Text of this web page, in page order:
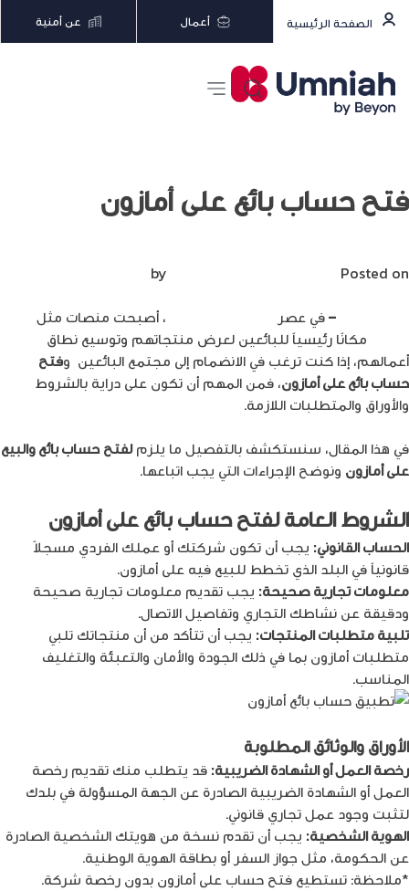
الصفحة الرئيسية أعمال عن أمنية
فتح حساب بائع على أمازون
Posted on
–في عصر
، أصبحت منصات مثل
مكانًا رئيسياً للبائعين لعرض منتجاتهم وتوسيع نطاق
أعمالهم، إذا كنت ترغب في الانضمام إلى مجتمع البائعين وفتح
حساب بائع على أمازون، فمن المهم أن تكون على دراية بالشروط
والأوراق والمتطلبات اللازمة.
في هذا المقال، سنستكشف بالتفصيل ما يلزملفتح حساب بائع والبيع
على أمازون ونوضح الإجراءات التي يجب اتباعها.
الشروط العامة لفتح حساب بائع على أمازون
الحساب القانوني: يجب أن تكون شركتك أو عملك الفردي مسجلاً
قانونياً في البلد الذي تخطط للبيع فيه على أمازون.
معلومات تجارية صحيحة: يجب تقديم معلومات تجارية صحيحة
ودقيقة عن نشاطك التجاري وتفاصيل الاتصال.
تلبية متطلبات المنتجات: يجب أن تتأكد من أن منتجاتك تلبي
متطلبات أمازون بما في ذلك الجودة والأمان والتعبئة والتغليف
المناسب.
الأوراق والوثائق المطلوبة
رخصة العمل أو الشهادة الضريبية: قد يتطلب منك تقديم رخصة
العمل أو الشهادة الضريبية الصادرة عن الجهة المسؤولة في بلدك
لتثبت وجود عمل تجاري قانوني.
الهوية الشخصية: يجب أن تقدم نسخة من هويتك الشخصية الصادرة
عن الحكومة، مثل جواز السفر أو بطاقة الهوية الوطنية.
*ملاحظة: تستطيع فتح حساب على أمازون بدون رخصة شركة.